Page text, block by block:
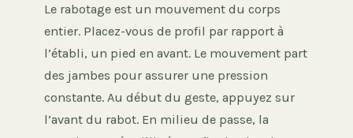
Le rabotage est un mouvement du corps
entier. Placez-vous de profil par rapport à
l’établi, un pied en avant. Le mouvement part
des jambes pour assurer une pression
constante. Au début du geste, appuyez sur
l’avant du rabot. En milieu de passe, la